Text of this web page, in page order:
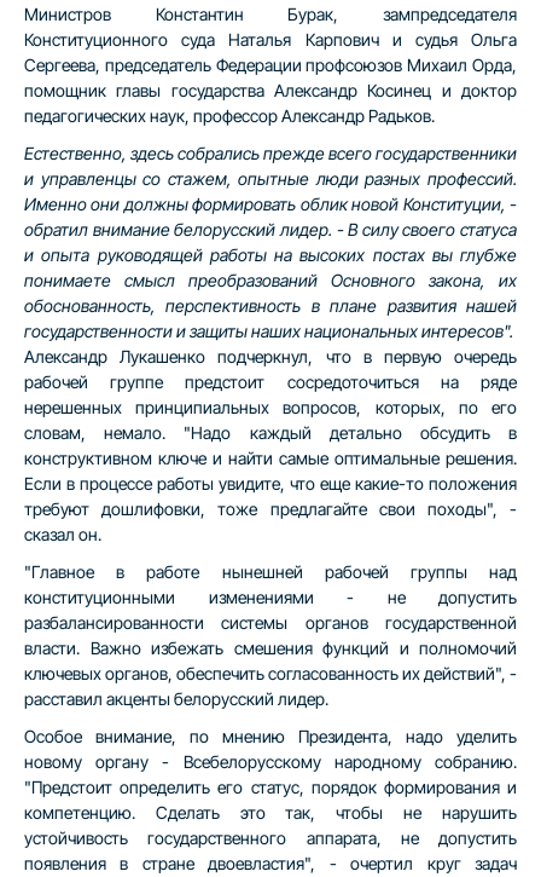
Министров Константин Бурак, зампредседателя
Конституционного суда Наталья Карпович и судья Ольга
Сергеева, председатель Федерации профсоюзов Михаил Орда,
помощник главы государства Александр Косинец и доктор
педагогических наук, профессор Александр Радьков.
Естественно, здесь собрались прежде всего государственники
и управленцы со стажем, опытные люди разных профессий.
Именно они должны формировать облик новой Конституции, -
обратил внимание белорусский лидер. - В силу своего статуса
и опыта руководящей работы на высоких постах вы глубже
понимаете смысл преобразований Основного закона, их
обоснованность, перспективность в плане развития нашей
государственности и защиты наших национальных интересов".
Александр Лукашенко подчеркнул, что в первую очередь
рабочей группе предстоит сосредоточиться на ряде
нерешенных принципиальных вопросов, которых, по его
словам, немало. "Надо каждый детально обсудить в
конструктивном ключе и найти самые оптимальные решения.
Если в процессе работы увидите, что еще какие-то положения
требуют дошлифовки, тоже предлагайте свои походы", -
сказал он.
"Главное в работе нынешней рабочей группы над
конституционными изменениями - не допустить
разбалансированности системы органов государственной
власти. Важно избежать смешения функций и полномочий
ключевых органов, обеспечить согласованность их действий", -
расставил акценты белорусский лидер.
Особое внимание, по мнению Президента, надо уделить
новому органу - Всебелорусскому народному собранию.
"Предстоит определить его статус, порядок формирования и
компетенцию. Сделать это так, чтобы не нарушить
устойчивость государственного аппарата, не допустить
появления в стране двоевластия", - очертил круг задач